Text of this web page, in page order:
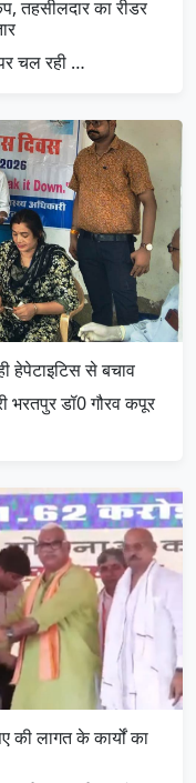
तहसीलदार का रीडर
चल रही …
हेपेटाइटिस से बचाव
भरतपुर डॉ0 गौरव कपूर
की लागत के कार्यों का